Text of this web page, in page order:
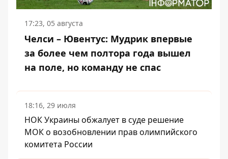
17:23, 05 августа
Челси – Ювентус: Мудрик впервые
за более чем полтора года вышел
на поле, но команду не спас
18:16, 29 июля
НОК Украины обжалует в суде решение
МОК о возобновлении прав олимпийского
комитета России